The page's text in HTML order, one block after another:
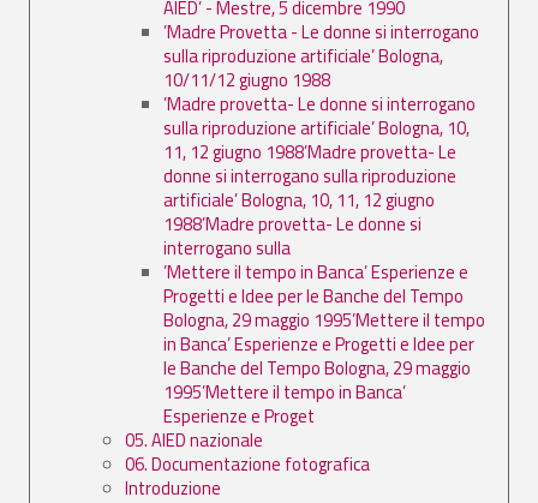
AIED’ - Mestre, 5 dicembre 1990
’Madre Provetta - Le donne si interrogano
sulla riproduzione artificiale’ Bologna,
10/11/12 giugno 1988
’Madre provetta- Le donne si interrogano
sulla riproduzione artificiale’ Bologna, 10,
11, 12 giugno 1988’Madre provetta- Le
donne si interrogano sulla riproduzione
artificiale’ Bologna, 10, 11, 12 giugno
1988’Madre provetta- Le donne si
interrogano sulla
’Mettere il tempo in Banca’ Esperienze e
Progetti e Idee per le Banche del Tempo
Bologna, 29 maggio 1995’Mettere il tempo
in Banca’ Esperienze e Progetti e Idee per
le Banche del Tempo Bologna, 29 maggio
1995’Mettere il tempo in Banca’
Esperienze e Proget
05. AIED nazionale
06. Documentazione fotografica
Introduzione